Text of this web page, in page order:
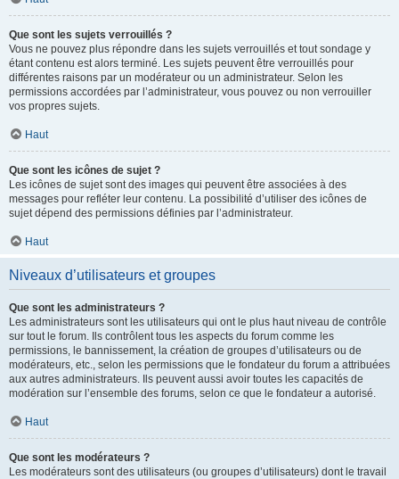
Que sont les sujets verrouillés ?
Vous ne pouvez plus répondre dans les sujets verrouillés et tout sondage y
étant contenu est alors terminé. Les sujets peuvent être verrouillés pour
différentes raisons par un modérateur ou un administrateur. Selon les
permissions accordées par l’administrateur, vous pouvez ou non verrouiller
vos propres sujets.
Haut
Que sont les icônes de sujet ?
Les icônes de sujet sont des images qui peuvent être associées à des
messages pour refléter leur contenu. La possibilité d’utiliser des icônes de
sujet dépend des permissions définies par l’administrateur.
Haut
Niveaux d’utilisateurs et groupes
Que sont les administrateurs ?
Les administrateurs sont les utilisateurs qui ont le plus haut niveau de contrôle
sur tout le forum. Ils contrôlent tous les aspects du forum comme les
permissions, le bannissement, la création de groupes d’utilisateurs ou de
modérateurs, etc., selon les permissions que le fondateur du forum a attribuées
aux autres administrateurs. Ils peuvent aussi avoir toutes les capacités de
modération sur l’ensemble des forums, selon ce que le fondateur a autorisé.
Haut
Que sont les modérateurs ?
Les modérateurs sont des utilisateurs (ou groupes d’utilisateurs) dont le travail